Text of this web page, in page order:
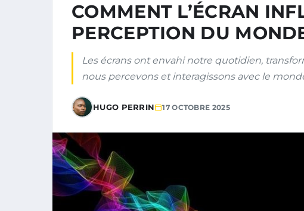
COMMENT L’ÉCRAN
PERCEPTION DU
Les écrans ont envahi notre quotidien,
nous percevons et interagissons avec le
HUGO PERRIN 17 OCTOBRE 2025